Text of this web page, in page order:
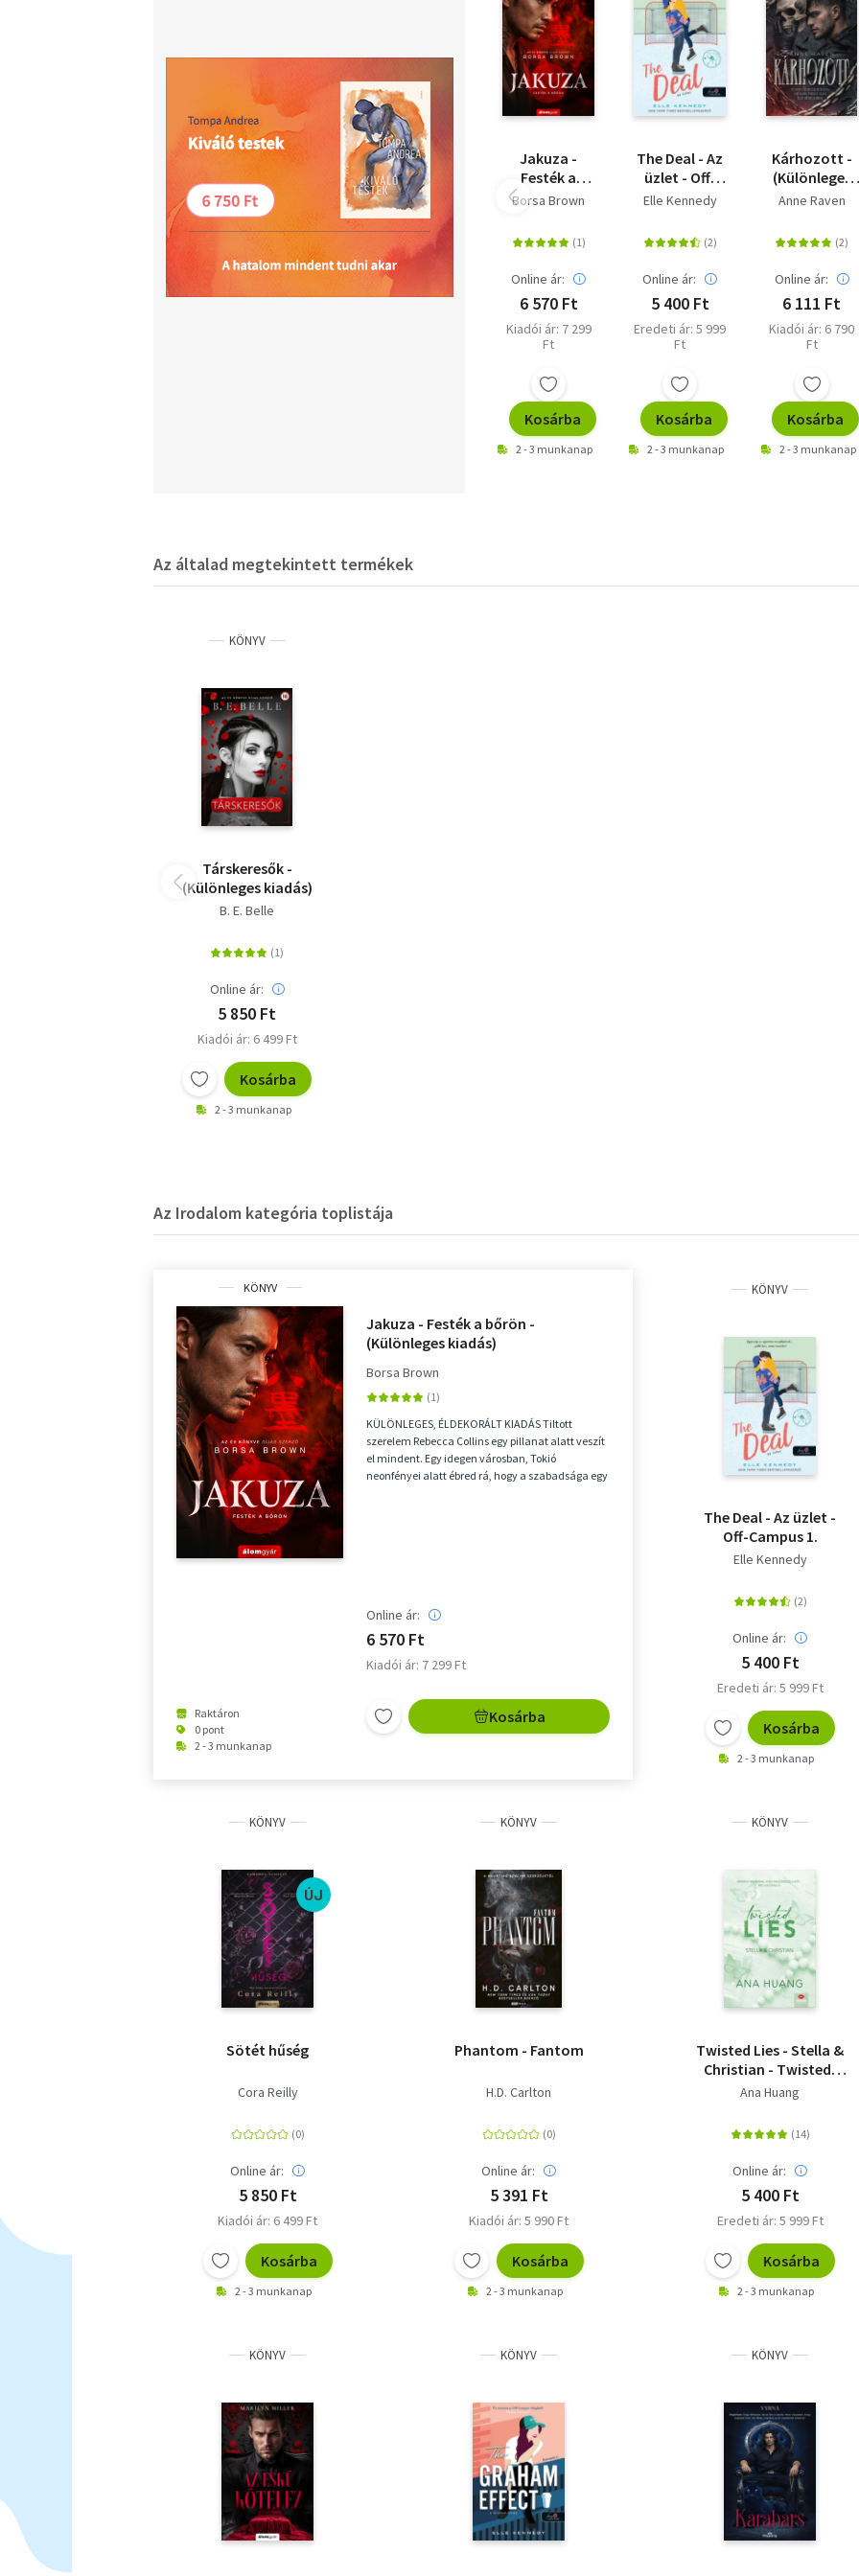
Jakuza -
Festék a
bőrön -
kiadás)
Borsa Brown
Online ár:
6 570 Ft
Kiadói ár: 7 299
Ft
Kosárba
2 - 3 munkanap
The Deal - Az
üzlet - Off-
Campus 1.
Elle Kennedy
Online ár:
5 400 Ft
Eredeti ár: 5 999
Ft
Kosárba
2 - 3 munkanap
Kárhozott -
(Különleges
kiadás)
Anne Raven
Online ár:
6 111 Ft
Kiadói ár: 6 790
Ft
Kosárba
2 - 3 munkanap
Az általad megtekintett termékek
KÖNYV
Társkeresők -
(Különleges kiadás)
B. E. Belle
Online ár:
5 850 Ft
Kiadói ár: 6 499 Ft
Kosárba
2 - 3 munkanap
Az Irodalom kategória toplistája
KÖNYV
Raktáron
0 pont
2 - 3 munkanap
Jakuza - Festék a bőrön -
(Különleges kiadás)
Borsa Brown
KÜLÖNLEGES, ÉLDEKORÁLT KIADÁS Tiltott
szerelem Rebecca Collins egy pillanat alatt veszít
el mindent. Egy idegen városban, Tokió
neonfényei alatt ébred rá, hogy a szabadsága egy
Online ár:
6 570 Ft
Kiadói ár: 7 299 Ft
Kosárba
KÖNYV
The Deal - Az üzlet -
Off-Campus 1.
Elle Kennedy
Online ár:
5 400 Ft
Eredeti ár: 5 999 Ft
Kosárba
2 - 3 munkanap
KÖNYV
ÚJ
Sötét hűség
Cora Reilly
Online ár:
5 850 Ft
Kiadói ár: 6 499 Ft
Kosárba
2 - 3 munkanap
KÖNYV
Phantom - Fantom
H.D. Carlton
Online ár:
5 391 Ft
Kiadói ár: 5 990 Ft
Kosárba
2 - 3 munkanap
KÖNYV
Twisted Lies - Stella &
Christian - Twisted-
sorozat 4. rész
Ana Huang
Online ár:
5 400 Ft
Eredeti ár: 5 999 Ft
Kosárba
2 - 3 munkanap
KÖNYV KÖNYV KÖNYV